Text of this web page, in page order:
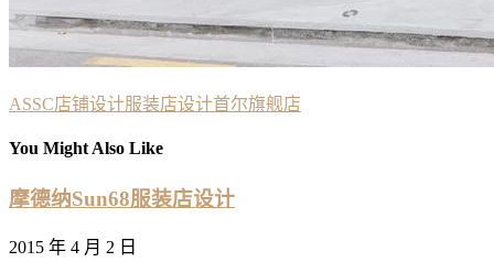
ASSC店铺设计服装店设计首尔旗舰店
You Might Also Like
摩德纳Sun68服装店设计
2015 年 4 月 2 日